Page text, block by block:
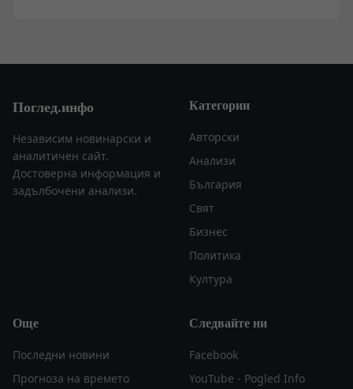
Поглед.инфо
Независим новинарски и
аналитичен сайт.
Достоверна информация и
задълбочени анализи.
Категории
Авторски
Анализи
България
Свят
Бизнес
Политика
Култура
Още
Последни новини
Прогноза на времето
Следвайте ни
Facebook
YouTube - Pogled Info